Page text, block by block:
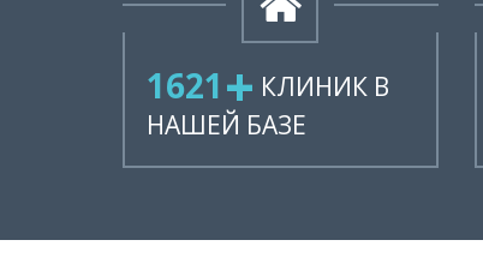
1896
КЛИНИК В
НАШЕЙ БАЗЕ